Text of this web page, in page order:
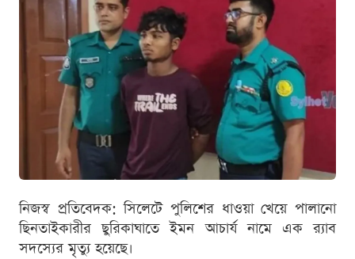
নিজস্ব প্রতিবেদক: সিলেটে পুলিশের ধাওয়া খেয়ে পালানো
ছিনতাইকারীর ছুরিকাঘাতে ইমন আচার্য নামে এক র‌্যাব
সদস্যের মৃত্যু হয়েছে।